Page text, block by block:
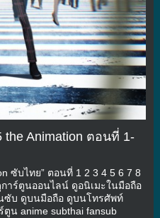
the Animation ตอนที่ 1-
ซับไทย” ตอนที่ 1 2 3 4 5 6 7 8
าร์ตูนออนไลน์ ดูอนิเมะในมือถือ
ซับ ดูบนมือถือ ดูบนโทรศัพท์
น anime subthai fansub